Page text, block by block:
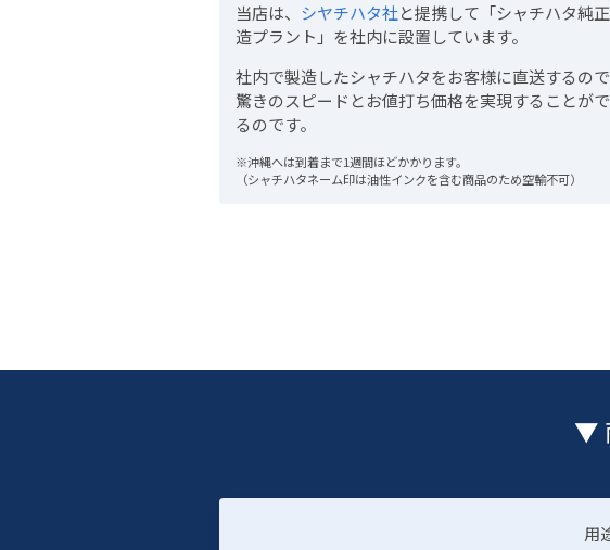
当店は、 シヤチハタ社と提携して「シャチハタ純
造プラント」を社内に設置しています。
社内で製造したシャチハタをお客様に直送するので
驚きのスピードとお値打ち価格を実現することが
るのです。
※沖縄へは到着まで1週間ほどかかります。
（シャチハタネーム印は油性インクを含む商品のため空輸不可）
▼
用